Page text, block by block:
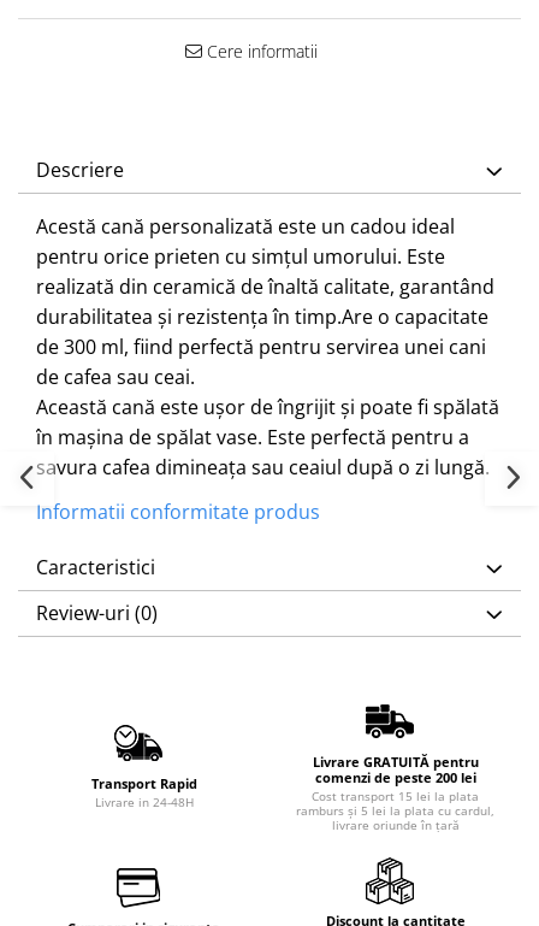
Cere informatii
Descriere
Acestă cană personalizată este un cadou ideal
pentru orice prieten cu simțul umorului. Este
realizată din ceramică de înaltă calitate, garantând
durabilitatea și rezistența în timp.Are o capacitate
de 300 ml, fiind perfectă pentru servirea unei cani
de cafea sau ceai.
Această cană este ușor de îngrijit și poate fi spălată
în mașina de spălat vase. Este perfectă pentru a
savura cafea dimineața sau ceaiul după o zi lungă.
Informatii conformitate produs
Caracteristici
Review-uri (0)
Transport Rapid
Livrare in 24-48H
Livrare GRATUITĂ pentru
comenzi de peste 200 lei
Cost transport 15 lei la plata
ramburs și 5 lei la plata cu cardul,
livrare oriunde în țară
Discount la cantitate